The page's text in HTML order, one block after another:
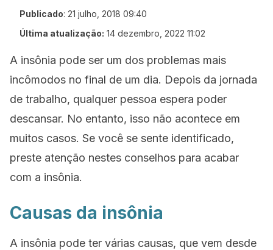
Publicado: 21 julho, 2018 09:40
Última atualização: 14 dezembro, 2022 11:02
A insônia pode ser um dos problemas mais
incômodos no final de um dia. Depois da jornada
de trabalho, qualquer pessoa espera poder
descansar. No entanto, isso não acontece em
muitos casos. Se você se sente identificado,
preste atenção nestes conselhos para acabar
com a insônia.
Causas da insônia
A insônia pode ter várias causas, que vem desde